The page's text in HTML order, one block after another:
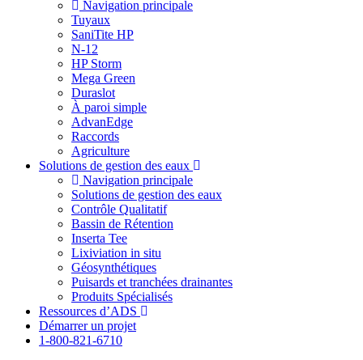
Navigation principale
Tuyaux
SaniTite HP
N-12
HP Storm
Mega Green
Duraslot
À paroi simple
AdvanEdge
Raccords
Agriculture
Solutions de gestion des eaux
Navigation principale
Solutions de gestion des eaux
Contrôle Qualitatif
Bassin de Rétention
Inserta Tee
Lixiviation in situ
Géosynthétiques
Puisards et tranchées drainantes
Produits Spécialisés
Ressources d’ADS
Démarrer un projet
1-800-821-6710